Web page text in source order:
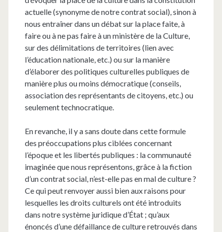
actuelle (synonyme de notre contrat social), sinon à
nous entraîner dans un débat sur la place faite, à
faire ou à ne pas faire à un ministère de la Culture,
sur des délimitations de territoires (lien avec
l’éducation nationale, etc.) ou sur la manière
d’élaborer des politiques culturelles publiques de
manière plus ou moins démocratique (conseils,
association des représentants de citoyens, etc.) ou
seulement technocratique.
En revanche, il y a sans doute dans cette formule
des préoccupations plus ciblées concernant
l’époque et les libertés publiques : la communauté
imaginée que nous représentons, grâce à la fiction
d’un contrat social, n’est-elle pas en mal de culture ?
Ce qui peut renvoyer aussi bien aux raisons pour
lesquelles les droits culturels ont été introduits
dans notre système juridique d’État ; qu’aux
énoncés d’une défaillance de culture retrouvés dans